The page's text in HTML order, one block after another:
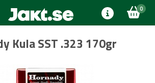
0
Kula SST .323 170gr